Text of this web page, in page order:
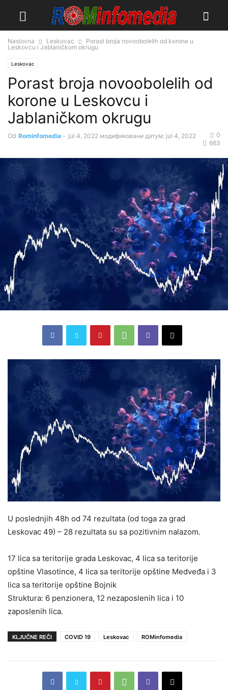
Naslovna Leskovac
Porast broja novoobolelih od korone u
Leskovcu i Jablaničkom okrugu
Leskovac
Porast broja novoobolelih od
korone u Leskovcu i
Jablaničkom okrugu
Od Rominfomedia - jul 4, 2022 модификовани датум: jul 4, 2022
0
663
U poslednjih 48h od 74 rezultata (od toga za grad
Leskovac 49) – 28 rezultata su sa pozitivnim nalazom.
17 lica sa teritorije grada Leskovac, 4 lica sa teritorije
opštine Vlasotince, 4 lica sa teritorije opštine Medveđa i 3
lica sa teritorije opštine Bojnik
Struktura: 6 penzionera, 12 nezaposlenih lica i 10
zaposlenih lica.
KLJUČNE REČI COVID 19 Leskovac ROMinfomedia